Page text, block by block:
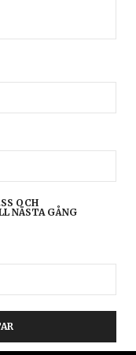
OCH
NÄSTA GÅNG